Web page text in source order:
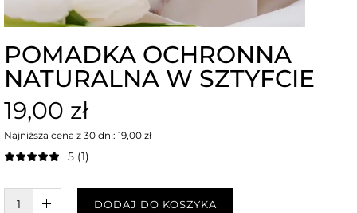
POMADKA OCHRONNA
NATURALNA W SZTYFCIE
19,00 zł
Najniższa cena z 30 dni: 19,00 zł
5 (1)
W KOSZYKU :)DODAJ DO KOSZYKA